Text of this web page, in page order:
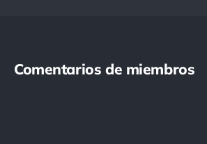
Comentarios de miembros